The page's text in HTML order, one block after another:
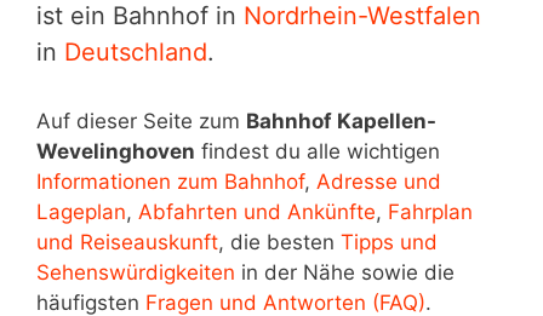
ist ein Bahnhof in Nordrhein-Westfalen
in Deutschland.
Auf dieser Seite zum Bahnhof Kapellen-
Wevelinghoven findest du alle wichtigen
Informationen zum Bahnhof, Adresse und
Lageplan, Abfahrten und Ankünfte, Fahrplan
und Reiseauskunft, die besten Tipps und
Sehenswürdigkeiten in der Nähe sowie die
häufigsten Fragen und Antworten (FAQ).